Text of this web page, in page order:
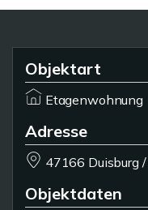
Objektart
Etagenwohnung
Adresse
47166 Duisburg
Objektdaten